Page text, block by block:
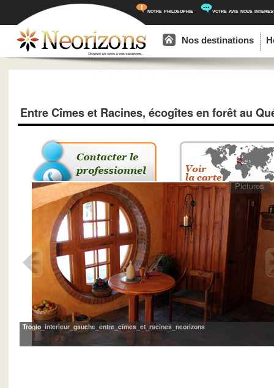
notre philosophie votre avis nous
Aller au contenu principal
Aller au contenu secondaire
Nos destinations
Troglo_interieur_gauche_entre_cîmes_et_racines_neorizons
Pictures
Entre Cîmes et Racines, écogîtes en forêt au